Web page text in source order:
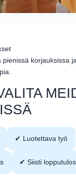
pienissä korjauksissa
✔ Luotettava työ
✔ Siisti lopputulos